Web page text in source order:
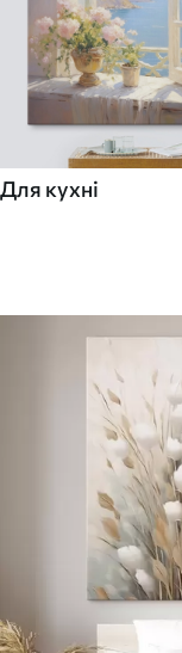
Для кухні